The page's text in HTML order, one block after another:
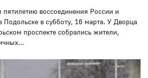
воссоединения России и
Подольске в субботу, 16 марта. У Дворца
проспекте собрались жители,